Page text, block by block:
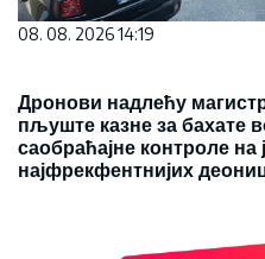
08. 08. 2026 14:19
Дронови надлећу
пљуште казне за бахате
саобраћајне контроле на
најфрекфентнијих